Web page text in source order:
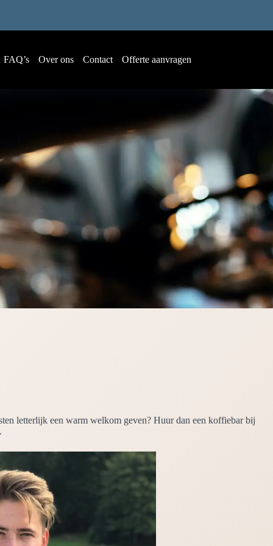
FAQ’s Over ons Contact Offerte aanvragen
letterlijk een warm welkom geven? Huur dan een koffiebar bij